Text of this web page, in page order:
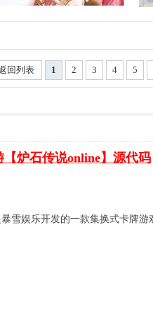
1 2 3 4 5
回列表
【炉石传说online】源代码
暴雪娱乐开发的一款集换式卡牌游